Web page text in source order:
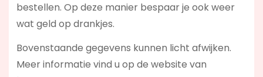
bestellen. Op deze manier bespaar je ook weer
wat geld op drankjes.
Bovenstaande gegevens kunnen licht afwijken.
Meer informatie vind u op de website van